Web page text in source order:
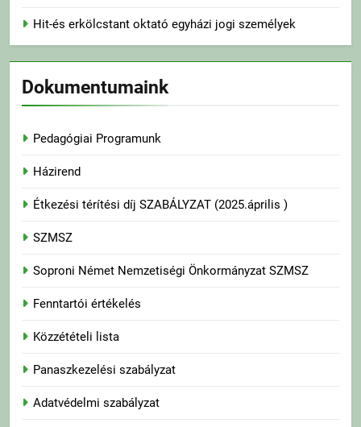
Hit-és erkölcstant oktató egyházi jogi személyek
Dokumentumaink
Pedagógiai Programunk
Házirend
Étkezési térítési díj SZABÁLYZAT (2025.április )
SZMSZ
Soproni Német Nemzetiségi Önkormányzat SZMSZ
Fenntartói értékelés
Közzétételi lista
Panaszkezelési szabályzat
Adatvédelmi szabályzat